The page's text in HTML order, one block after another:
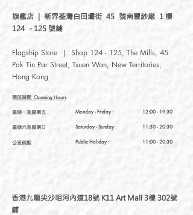
旗艦店 | 新界荃灣白田壩街 45 號南豐紗廠 1 樓
124 - 125 號鋪
Flagship Store | Shop 124 - 125, The Mills, 45
Pak Tin Par Street, Tsuen Wan, New Territories,
Hong Kong
開放時間 Opening Hours
星期一至星期五
星期六至星期日
公眾假期
12:00 - 19:30
11:30 - 20:30
11:00 - 20:30
Monday - Friday :
Saturday- Sunday :
Public Holiday :
香港九龍尖沙咀河內道18號 K11 Art Mall 3樓 302號
鋪